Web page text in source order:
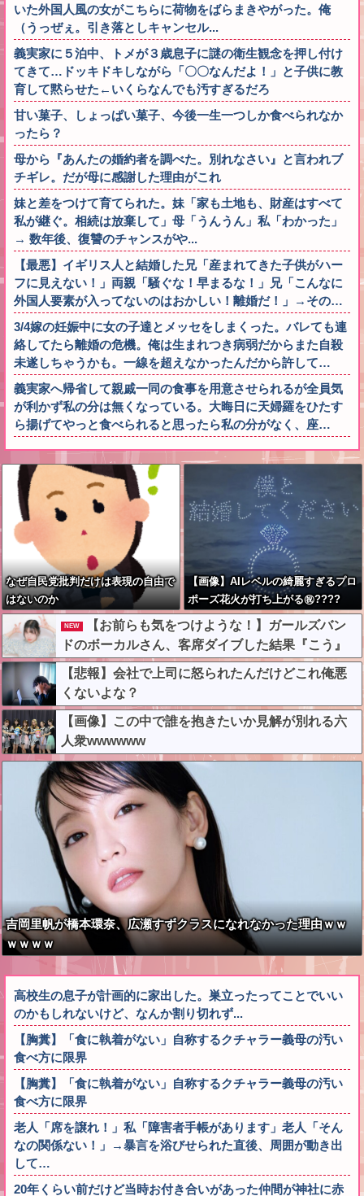
いた外国人風の女がこちらに荷物をばらまきやがった。俺
（うっぜぇ。引き落としキャンセル...
義実家に５泊中、トメが３歳息子に謎の衛生観念を押し付け
てきて…ドッキドキしながら「〇〇なんだよ！」と子供に教
育して黙らせた←いくらなんでも汚すぎるだろ
甘い菓子、しょっぱい菓子、今後一生一つしか食べられなか
ったら？
母から『あんたの婚約者を調べた。別れなさい』と言われブ
チギレ。だが母に感謝した理由がこれ
妹と差をつけて育てられた。妹「家も土地も、財産はすべて
私が継ぐ。相続は放棄して」母「うんうん」私「わかった」
→ 数年後、復讐のチャンスがや...
【最悪】イギリス人と結婚した兄「産まれてきた子供がハー
フに見えない！」両親「騒ぐな！早まるな！」兄「こんなに
外国人要素が入ってないのはおかしい！離婚だ！」→その…
3/4嫁の妊娠中に女の子達とメッセをしまくった。バレても連
絡してたら離婚の危機。俺は生まれつき病弱だからまた自殺
未遂しちゃうかも。一線を超えなかったんだから許して…
義実家へ帰省して親戚一同の食事を用意させられるが全員気
が利かず私の分は無くなっている。大晦日に天婦羅をひたす
ら揚げてやっと食べられると思ったら私の分がなく、座…
なぜ自民党批判だけは表現の自由で
はないのか
【画像】AIレベルの綺麗すぎるプロ
ポーズ花火が打ち上がる㊗????
NEW
【お前らも気をつけような！】ガールズバン
ドのボーカルさん、客席ダイブした結果『こう』
なってしまいお気持ち表明してしまう…
【悲報】会社で上司に怒られたんだけどこれ俺悪
くないよな？
【画像】この中で誰を抱きたいか見解が別れる六
人衆wwwwww
吉岡里帆が橋本環奈、広瀬すずクラスになれなかった理由ｗｗ
ｗｗｗｗ
高校生の息子が計画的に家出した。巣立ったってことでいい
のかもしれないけど、なんか割り切れず...
【胸糞】「食に執着がない」自称するクチャラー義母の汚い
食べ方に限界
【胸糞】「食に執着がない」自称するクチャラー義母の汚い
食べ方に限界
老人「席を譲れ！」私「障害者手帳があります」老人「そん
なの関係ない！」→暴言を浴びせられた直後、周囲が動き出
して…
20年くらい前だけど当時お付き合いがあった仲間が神社に赤